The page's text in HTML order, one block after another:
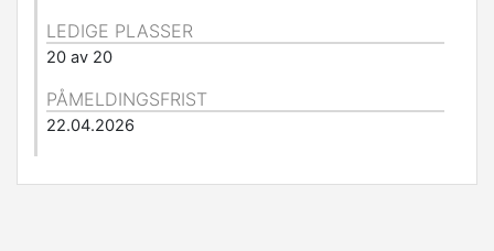
LEDIGE PLASSER
20 av 20
PÅMELDINGSFRIST
22.04.2026